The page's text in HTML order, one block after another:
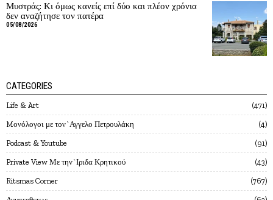
Μυστράς: Κι όμως κανείς επί δύο και πλέον χρόνια
δεν αναζήτησε τον πατέρα
05/08/2026
CATEGORIES
Life & Art 471
Mονόλογοι με τον`Αγγελο Πετρουλάκη 4
Podcast & Youtube 91
Private View Με την`Ιριδα Κρητικού 43
Ritsmas Corner 767